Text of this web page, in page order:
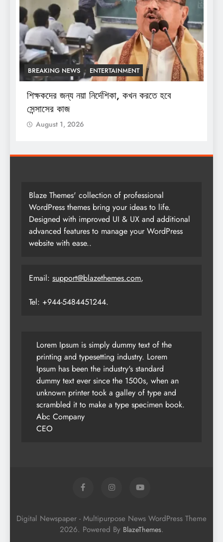
BREAKING NEWS ENTERTAINMENT
শিক্ষকদের জন্য নয়া নির্দেশিকা, কখন করতে হবে
সেন্সাসের কাজ
August 1, 2026
Blaze Themes' collection of professional
WordPress themes bring your ideas to life.
Designed with improved UI & UX and additional
advanced features to manage your WordPress
website with ease..
Email: support@blazethemes.com,
Tel: +944-5484451244.
Lorem Ipsum is simply dummy text of the
printing and typesetting industry. Lorem
Ipsum has been the industry's standard
dummy text ever since the 1500s, when an
unknown printer took a galley of type and
scrambled it to make a type specimen book.
Abc Company
CEO
Digital Newspaper - Multipurpose News WordPress Theme
2026. Powered By BlazeThemes.